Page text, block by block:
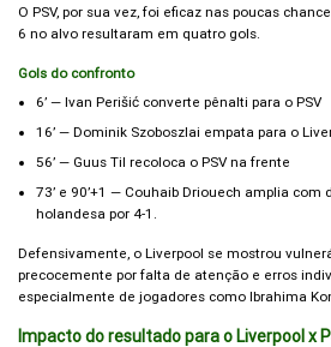
O PSV, por sua vez, foi eficaz nas poucas
6 no alvo resultaram em quatro gols.
Gols do confronto
6’ — Ivan Perišić converte pênalti para o PSV
16’ — Dominik Szoboszlai empata para o
56’ — Guus Til recoloca o PSV na frente
73’ e 90’+1 — Couhaib Driouech amplia
holandesa por 4-1.
Defensivamente, o Liverpool se mostrou
precocemente por falta de atenção e erros
especialmente de jogadores como Ibrahima
Impacto do resultado para o Liverpool x